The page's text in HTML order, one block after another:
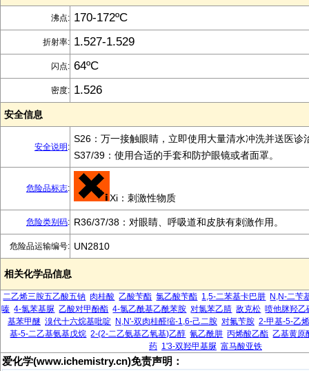
沸点: 170-172ºC
折射率: 1.527-1.529
闪点: 64ºC
密度: 1.526
安全信息
安全说明 :
S26：万一接触眼睛，立即使用大量清水冲洗并送医诊
S37/39：使用合适的手套和防护眼镜或者面罩。
危险品标志:
Xi：刺激性物质
危险类别码: R36/37/38：对眼睛、呼吸道和皮肤有刺激作用。
危险品运输编号: UN2810
相关化学品信息
二乙烯三胺五乙酸五钠 肉桂酸 乙酸苄酯 氯乙酸苄酯 1,5-二苯基卡巴肼 N,N-二苄
嗪 4-氯苯基脲 乙酸对甲酚酯 4-氯乙酰基乙酰苯胺 对氯苯乙腈 敌克松 喷他脒羟乙
基苯甲醚 溴代十六烷基吡啶 N,N'-双肉桂醛缩-1,6-己二胺 对氟苄胺 2-甲基-5-乙
基-5-二乙基氨基戊烷 2-(2-二乙氨基乙氧基)乙醇 氰乙酰肼 丙烯酸乙酯 乙基黄原
药 1'3-双羟甲基脲 富马酸亚铁
爱化学(www.ichemistry.cn)免责声明：